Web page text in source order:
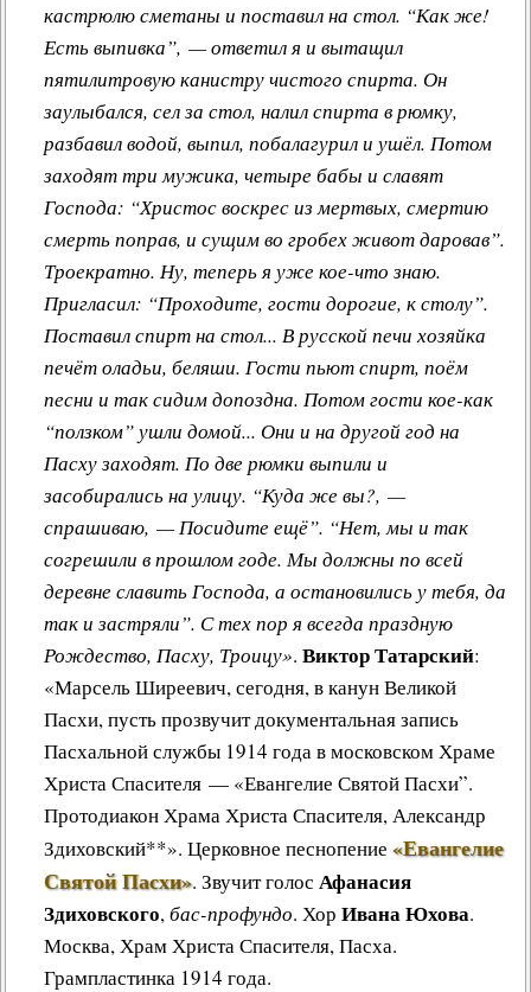
кастрюлю сметаны и поставил на стол. “Как же!
Есть выпивка”, — ответил я и вытащил
пятилитровую канистру чистого спирта. Он
заулыбался, сел за стол, налил спирта в рюмку,
разбавил водой, выпил, побалагурил и ушёл. Потом
заходят три мужика, четыре бабы и славят
Господа: “Христос воскрес из мертвых, смертию
смерть поправ, и сущим во гробех живот даровав”.
Троекратно. Ну, теперь я уже кое-что знаю.
Пригласил: “Проходите, гости дорогие, к столу”.
Поставил спирт на стол... В русской печи хозяйка
печёт оладьи, беляши. Гости пьют спирт, поём
песни и так сидим допоздна. Потом гости кое-как
“ползком” ушли домой... Они и на другой год на
Пасху заходят. По две рюмки выпили и
засобирались на улицу. “Куда же вы?, —
спрашиваю, — Посидите ещё”. “Нет, мы и так
согрешили в прошлом годе. Мы должны по всей
деревне славить Господа, а остановились у тебя, да
так и застряли”. С тех пор я всегда праздную
Рождество, Пасху, Троицу». Виктор Татарский:
«Марсель Ширеевич, сегодня, в канун Великой
Пасхи, пусть прозвучит документальная запись
Пасхальной службы 1914 года в московском Храме
Христа Спасителя — «Евангелие Святой Пасхи”.
Протодиакон Храма Христа Спасителя, Александр
Здиховский**». Церковное песнопение «Евангелие
Святой Пасхи». Звучит голос Афанасия
Здиховского,бас-профундо. Хор Ивана Юхова.
Москва, Храм Христа Спасителя, Пасха.
Грампластинка 1914 года.